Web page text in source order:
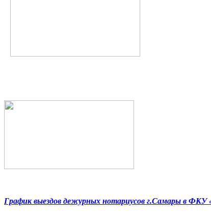
График выездов дежурных нотариусов г.Самары в